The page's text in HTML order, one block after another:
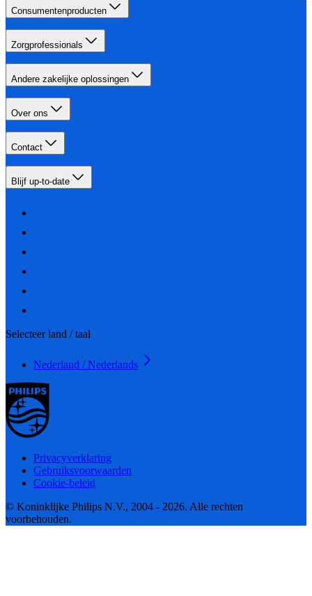
Consumentenproducten
Zorgprofessionals
Andere zakelijke oplossingen
Over ons
Contact
Blijf up-to-date
Selecteer land / taal
Nederland / Nederlands
Privacyverklaring
Gebruiksvoorwaarden
Cookie-beleid
© Koninklijke Philips N.V., 2004 - 2026. Alle rechten
voorbehouden.